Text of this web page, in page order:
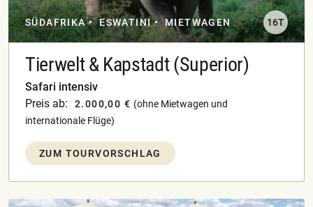
SÜDAFRIKA ESWATINI MIETWAGEN 16T
Tierwelt & Kapstadt (Superior)
Safari intensiv
Preis ab:
2.000,00 € (ohne Mietwagen und
internationale Flüge)
ZUM TOURVORSCHLAG